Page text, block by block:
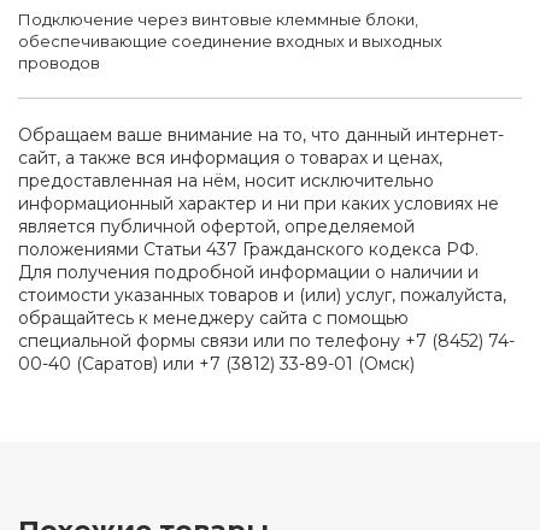
Подключение через винтовые клеммные блоки,
обеспечивающие соединение входных и выходных
проводов
Обращаем ваше внимание на то, что данный интернет-
сайт, а также вся информация о товарах и ценах,
предоставленная на нём, носит исключительно
информационный характер и ни при каких условиях не
является публичной офертой, определяемой
положениями Статьи 437 Гражданского кодекса РФ.
Для получения подробной информации о наличии и
стоимости указанных товаров и (или) услуг, пожалуйста,
обращайтесь к менеджеру сайта с помощью
специальной формы связи или по телефону +7 (8452) 74-
00-40 (Саратов) или +7 (3812) 33-89-01 (Омск)